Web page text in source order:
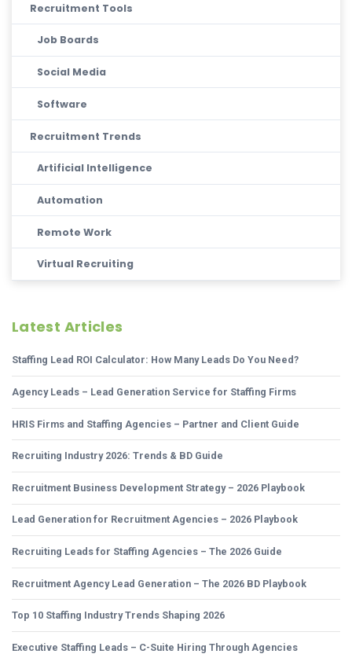
Recruitment Tools
Job Boards
Social Media
Software
Recruitment Trends
Artificial Intelligence
Automation
Remote Work
Virtual Recruiting
Latest Articles
Staffing Lead ROI Calculator: How Many Leads Do You Need?
Agency Leads – Lead Generation Service for Staffing Firms
HRIS Firms and Staffing Agencies – Partner and Client Guide
Recruiting Industry 2026: Trends & BD Guide
Recruitment Business Development Strategy – 2026 Playbook
Lead Generation for Recruitment Agencies – 2026 Playbook
Recruiting Leads for Staffing Agencies – The 2026 Guide
Recruitment Agency Lead Generation – The 2026 BD Playbook
Top 10 Staffing Industry Trends Shaping 2026
Executive Staffing Leads – C-Suite Hiring Through Agencies